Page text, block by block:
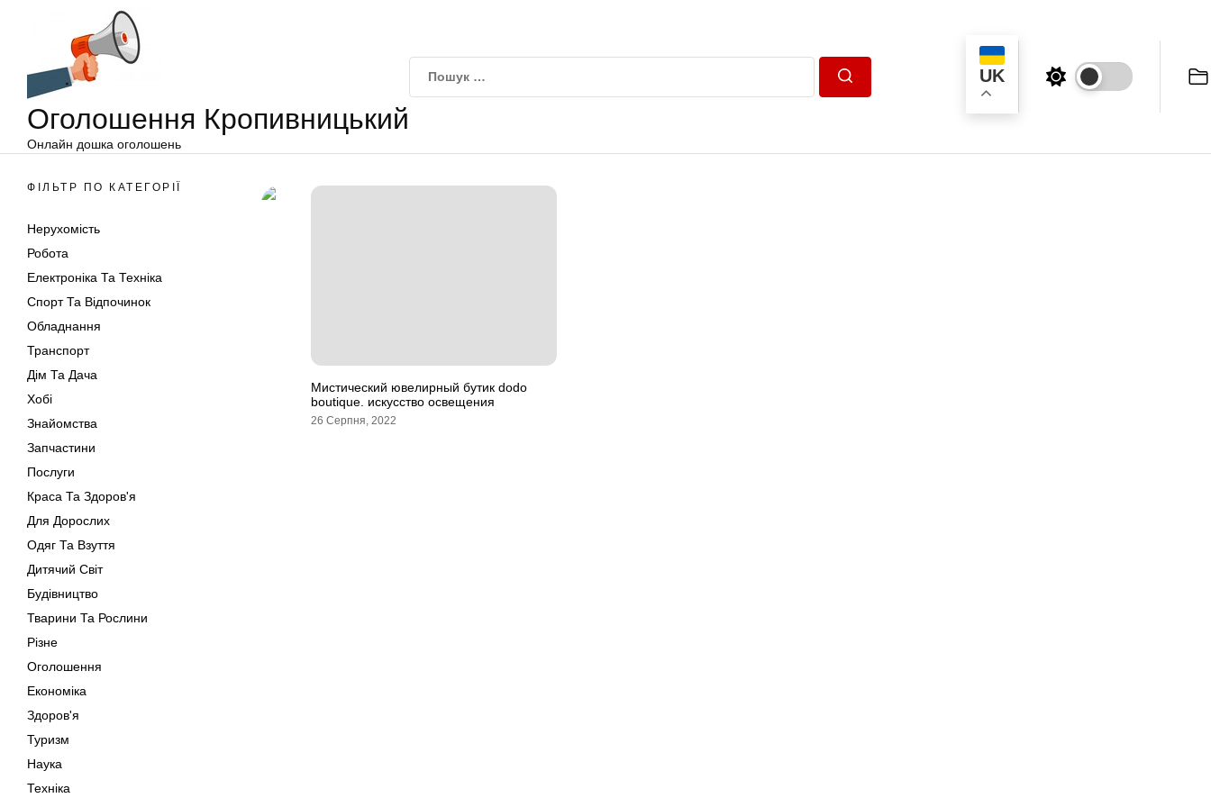
Оголошення Кропивницький
Онлайн дошка оголошень
UK
ФІЛЬТР ПО КАТЕГОРІЇ
Нерухомість
Робота
Електроніка Та Техніка
Спорт Та Відпочинок
Обладнання
Транспорт
Дім Та Дача
Хобі
Знайомства
Запчастини
Послуги
Краса Та Здоров'я
Для Дорослих
Одяг Та Взуття
Дитячий Світ
Будівництво
Тварини Та Рослини
Різне
Оголошення
Економіка
Здоров'я
Туризм
Наука
Техніка
Мистический ювелирный бутик dodo
boutique. искусство освещения
26 Серпня, 2022